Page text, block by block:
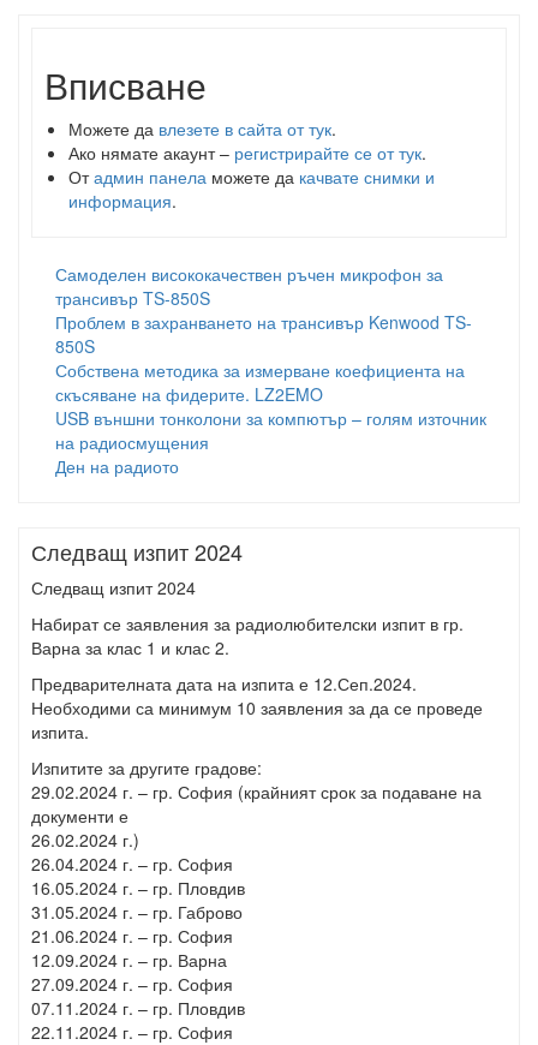
Вписване
Можете да влезете в сайта от тук.
Ако нямате акаунт – регистрирайте се от тук.
Отадмин панела можете да качвате снимки и
информация.
Самоделен висококачествен ръчен микрофон за
трансивър TS-850S
Проблем в захранването на трансивър Kenwood TS-
850S
Собствена методика за измерване коефициента на
скъсяване на фидерите. LZ2EMO
USB външни тонколони за компютър – голям източник
на радиосмущения
Ден на радиото
Следващ изпит 2024
Следващ изпит 2024
Набират се заявления за радиолюбителски изпит в гр.
Варна за клас 1 и клас 2.
Предварителната дата на изпита е 12.Сеп.2024.
Необходими са минимум 10 заявления за да се проведе
изпита.
Изпитите за другите градове:
29.02.2024 г. – гр. София (крайният срок за подаване на
документи е
26.02.2024 г.)
26.04.2024 г. – гр. София
16.05.2024 г. – гр. Пловдив
31.05.2024 г. – гр. Габрово
21.06.2024 г. – гр. София
12.09.2024 г. – гр. Варна
27.09.2024 г. – гр. София
07.11.2024 г. – гр. Пловдив
22.11.2024 г. – гр. София